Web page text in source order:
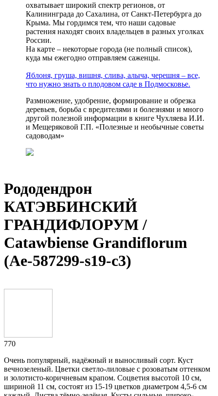
охватывает широкий спектр регионов, от
Калининграда до Сахалина, от Санкт-Петербурга до
Крыма. Мы гордимся тем, что наши садовые
растения находят своих владельцев в разных уголках
России.
На карте – некоторые города (не полный список),
куда мы ежегодно отправляем саженцы.
Яблоня, груша, вишня, слива, алыча, черешня – все,
что нужно знать о плодовом саде в Подмосковье.
Размножение, удобрение, формирование и обрезка
деревьев, борьба с вредителями и болезнями и много
другой полезной информации в книге Чухляева И.И.
и Мещеряковой Г.П. «Полезные и необычные советы
садоводам»
Рододендрон
КАТЭВБИНСКИЙ
ГРАНДИФЛОРУМ /
Catawbiense Grandiflorum
(Ae-587299-s19-с3)
770
Очень популярный, надёжный и выносливый сорт. Куст
вечнозеленый. Цветки светло-лиловые с розоватым оттенком
и золотисто-коричневым крапом. Соцветия высотой 10 см,
шириной 11 см, состоят из 15-19 цветков диаметром 4,5-6 см